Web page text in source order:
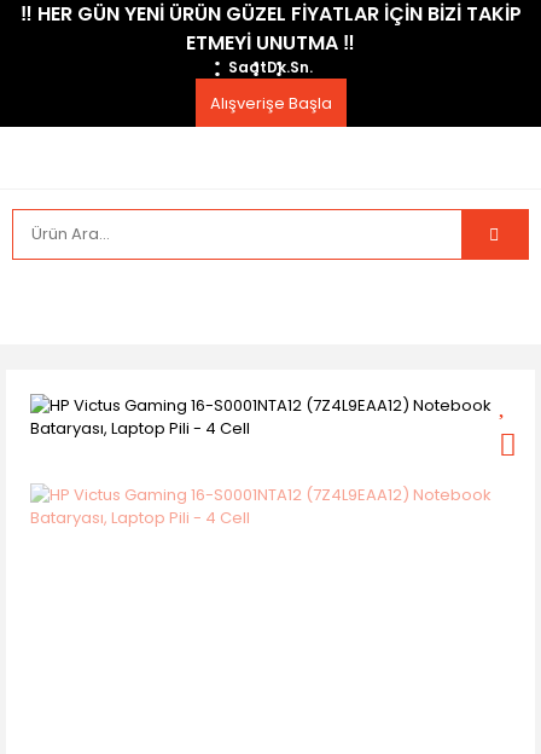
​‼️​ HER GÜN YENİ ÜRÜN GÜZEL FİYATLAR İÇİN BİZİ TAKİP
ETMEYİ UNUTMA ​‼️​
SaatDk.Sn.
Alışverişe Başla